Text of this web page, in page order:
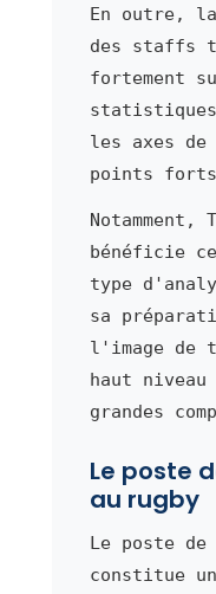
En outre,
des staffs
fortement
les axes
points
Notamment,
bénéficie
type
sa
l'image de
haut
grandes
Le poste
au rugby
Le poste de
constitue